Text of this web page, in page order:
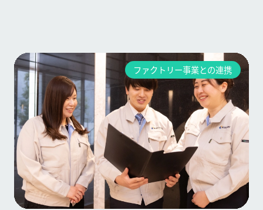
ファクトリー事業との連携